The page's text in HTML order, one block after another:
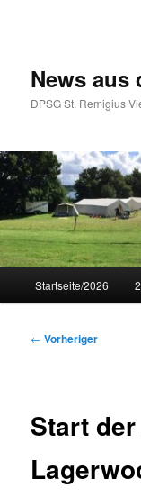
News aus
DPSG St. Remigius
Startseite/2026
Beitragsnavigation
← Vorheriger
Start